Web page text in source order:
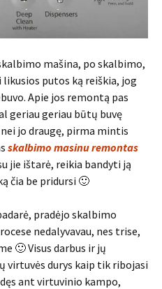
mašina, po skalbimo,
putos ką reiškia, jog
Apie jos remontą pas
geriau geriau būtų buvę
jo draugę, pirma mintis
skalbimo masinu remontas
jie ištarė, reikia bandyti ją
čia be pridursi 🙂
pradėjo skalbimo
nedalyvavau, nes trise,
🙂 Visus darbus ir jų
virtuvės durys kaip tik ribojasi
ant virtuvinio kampo,